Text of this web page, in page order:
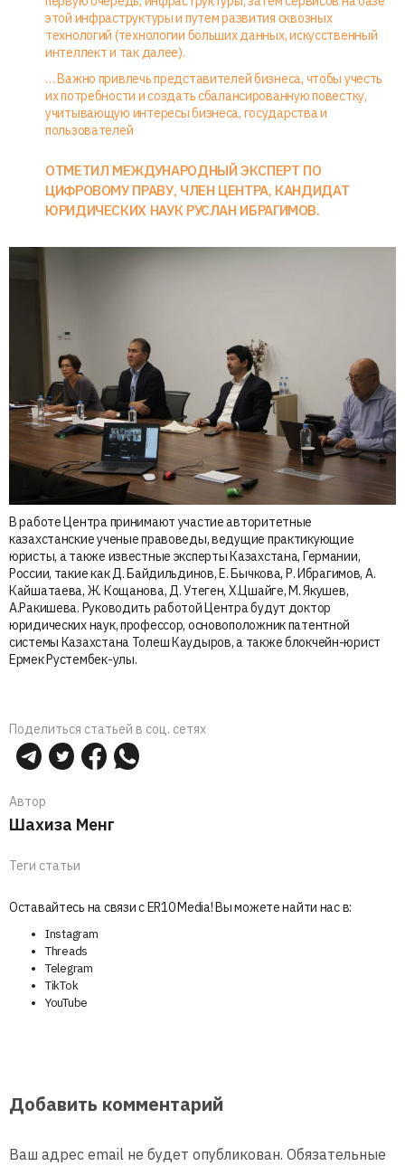
этой инфраструктуры и путем развития сквозных
технологий (технологии больших данных, искусственный
интеллект и так далее).
… Важно привлечь представителей бизнеса, чтобы учесть
их потребности и создать сбалансированную повестку,
учитывающую интересы бизнеса, государства и
пользователей
ОТМЕТИЛ МЕЖДУНАРОДНЫЙ ЭКСПЕРТ ПО
ЦИФРОВОМУ ПРАВУ, ЧЛЕН ЦЕНТРА, КАНДИДАТ
ЮРИДИЧЕСКИХ НАУК РУСЛАН ИБРАГИМОВ.
В работе Центра принимают участие авторитетные
казахстанские ученые правоведы, ведущие практикующие
юристы, а также известные эксперты Казахстана, Германии,
России, такие как Д. Байдильдинов, Е. Бычкова, Р. Ибрагимов, А.
Кайшатаева, Ж. Кощанова, Д. Утеген, Х.Цшайге, М. Якушев,
А.Ракишева. Руководить работой Центра будут доктор
юридических наук, профессор, основоположник патентной
системы Казахстана Толеш Каудыров, а также блокчейн-юрист
Ермек Рустембек-улы.
Поделиться статьей в соц. сетях
Автор
Шахиза Менг
Теги статьи
Оставайтесь на связи с ER10 Media! Вы можете найти нас в:
Instagram
Threads
Telegram
TikTok
YouTube
Добавить комментарий
Ваш адрес email не будет опубликован. Обязательные